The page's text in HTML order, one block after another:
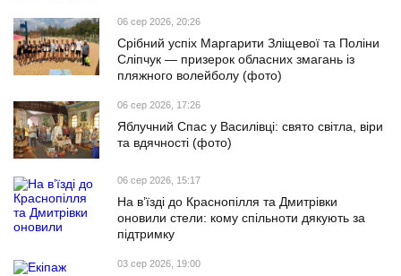
06 сер 2026, 20:26
Срібний успіх Маргарити Зліщевої та Поліни
Сліпчук — призерок обласних змагань із
пляжного волейболу (фото)
06 сер 2026, 17:26
Яблучний Спас у Василівці: свято світла, віри
та вдячності (фото)
06 сер 2026, 15:17
На в’їзді до Краснопілля та Дмитрівки
оновили стели: кому спільноти дякують за
підтримку
03 сер 2026, 19:00